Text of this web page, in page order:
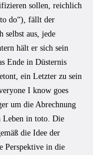
sollen, reichlich
do“), fällt der
selbst aus, jede
hält er sich sein
Ende in Düsternis
ein Letzter zu sein
I know goes
um die Abrechnung
Leben in toto. Die
die Idee der
Perspektive in die